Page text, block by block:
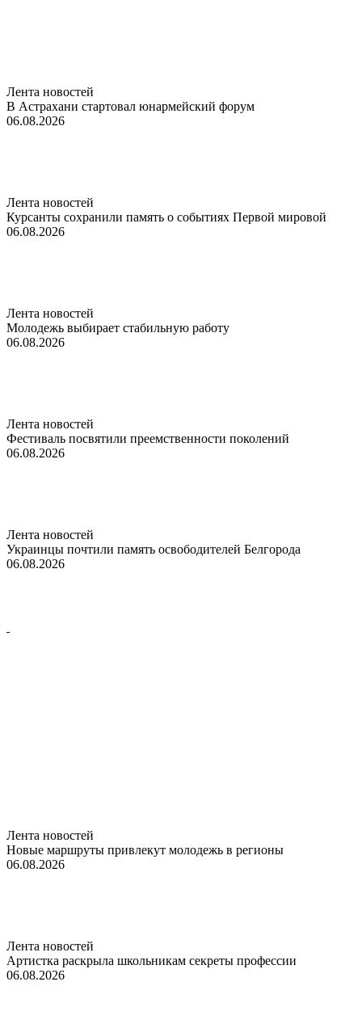
Лента новостей
В Астрахани стартовал юнармейский форум
06.08.2026
Лента новостей
Курсанты сохранили память о событиях Первой мировой
06.08.2026
Лента новостей
Молодежь выбирает стабильную работу
06.08.2026
Лента новостей
Фестиваль посвятили преемственности поколений
06.08.2026
Лента новостей
Украинцы почтили память освободителей Белгорода
06.08.2026
Лента новостей
Новые маршруты привлекут молодежь в регионы
06.08.2026
Лента новостей
Артистка раскрыла школьникам секреты профессии
06.08.2026